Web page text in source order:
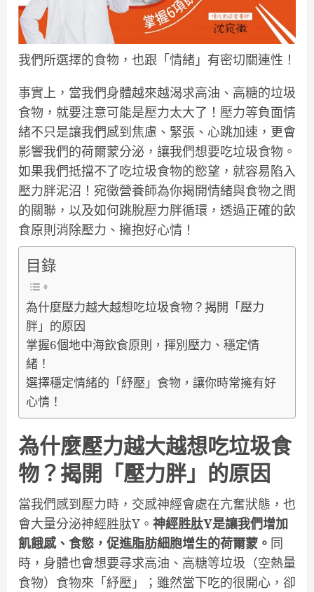
我們所選擇的食物，也跟「情緒」有密切關連性！
事實上，當我們身體越來越渴求高油、高糖的垃圾
食物，就要注意可能是壓力太大了！壓力等負面情
緒不只是讓我們感到焦慮、緊張、心跳加速，更會
影響我們的荷爾蒙分泌，讓我們想要吃垃圾食物。
如果我們抵擋不了吃垃圾食物的慾望，就容易陷入
壓力胖泥沼！宛徵營養師為你揭開情緒與食物之間
的關聯，以及如何跳脫壓力胖循環，透過正確的飲
食原則消除壓力、擁抱好心情！
目錄
為什麼壓力越大越想吃垃圾食物？揭開「壓力
胖」的原因
掌握6個地中海飲食原則，揮別壓力、穩定情
緒！
選擇穩定情緒的「紓壓」食物，讓你時常擁有好
心情！
為什麼壓力越大越想吃垃圾食
物？揭開「壓力胖」的原因
當我們感到壓力時，交感神經會處在亢奮狀態，也
會大量分泌神經胜肽Y。 神經胜肽Y是讓我們增加
飢餓感、食慾，促進脂肪細胞增生的荷爾蒙。 同
時，身體也會想要尋求高油、高糖等垃圾（空熱量
食物）食物來「紓壓」；雖然當下吃的很開心，卻